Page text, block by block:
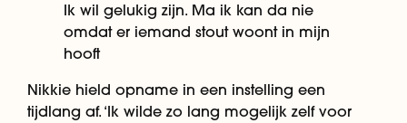
Ik wil gelukig zijn. Ma ik kan da nie
omdat er iemand stout woont in mijn
hooft
Nikkie hield opname in een instelling een
tijdlang af. ‘Ik wilde zo lang mogelijk zelf voor